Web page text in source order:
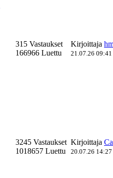
315 Vastaukset
166966 Luettu
Kirjoittaja
21.07.26 09:41
3245 Vastaukset
1018657 Luettu
Kirjoittaja
20.07.26 14:27